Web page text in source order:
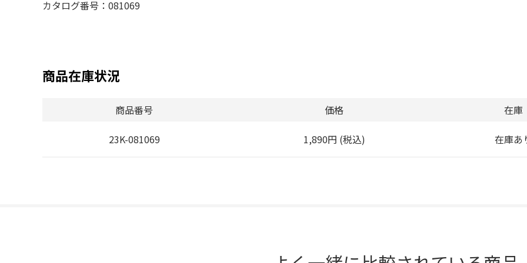
カタログ番号：081069
商品在庫状況
商品番号 価格 在庫
23K-081069 1,890円 (税込) 在庫あ